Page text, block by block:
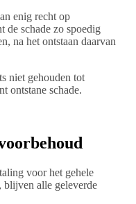
enig recht op
de schade zo spoedig
na het ontstaan daarvan
niet gehouden tot
ontstane schade.
voor het gehele
blijven alle geleverde